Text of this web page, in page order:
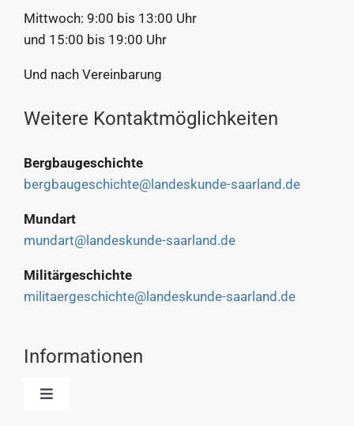
Mittwoch: 9:00 bis 13:00 Uhr
und 15:00 bis 19:00 Uhr
Und nach Vereinbarung
Weitere Kontaktmöglichkeiten
Bergbaugeschichte
bergbaugeschichte@landeskunde-saarland.de
Mundart
mundart@landeskunde-saarland.de
Militärgeschichte
militaergeschichte@landeskunde-saarland.de
Informationen
Toggle